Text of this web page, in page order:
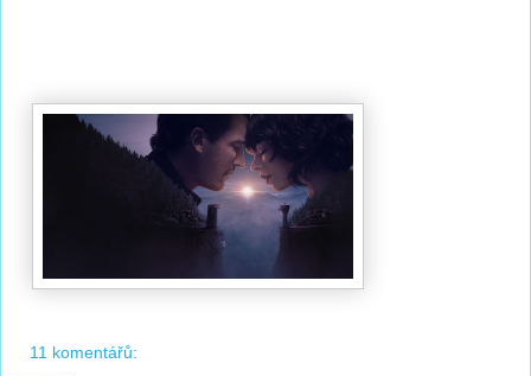
11 komentářů: